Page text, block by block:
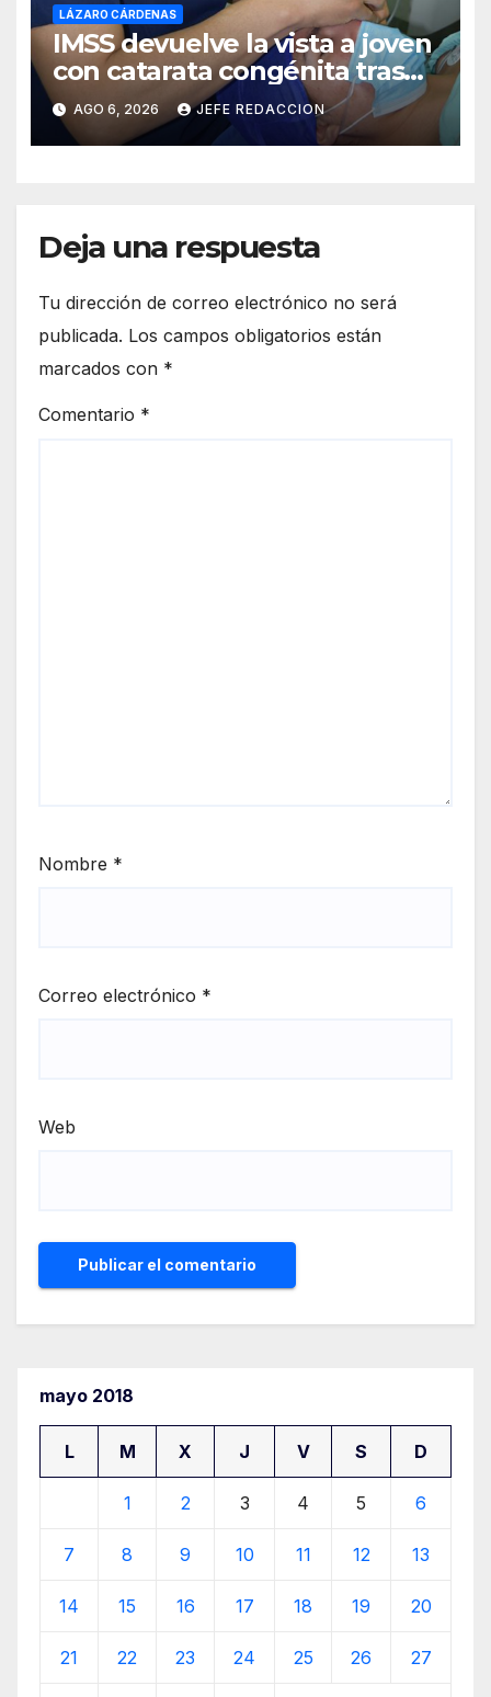
LÁZARO CÁRDENAS
IMSS devuelve la vista a joven
con catarata congénita tras
23 años de limitación visual
AGO 6, 2026 JEFE REDACCION
Deja una respuesta
Tu dirección de correo electrónico no será
publicada. Los campos obligatorios están
marcados con *
Comentario *
Nombre *
Correo electrónico *
Web
mayo 2018
L M X J V S D
1 2 3 4 5 6
7 8 9 10 11 12 13
14 15 16 17 18 19 20
21 22 23 24 25 26 27